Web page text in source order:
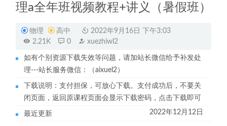
理a全年班视频教程+讲义（暑假班）
物理 高中
2022年9月16日 下午3:03
2.21K
0 xuezhiwl2
如有个别资源下载失效等问题，请加站长微信给予补发处
理---站长服务微信：（aixuel2）
下载说明：支付担保，可放心下载。支付成功后，不要关
闭页面，返回原课程页面会显示下载密码，点击下载即可
最近更新 2022年12月12日
大学数学网课教程2022新东方大咖数学考研全程教学视频
+讲义 2022-10-28
22年6月考虫英语六级听力虐耳精听专项训练教程 2022-11-
作业帮2022曲丹高三数学复习视频教程+讲义全年班（暑假